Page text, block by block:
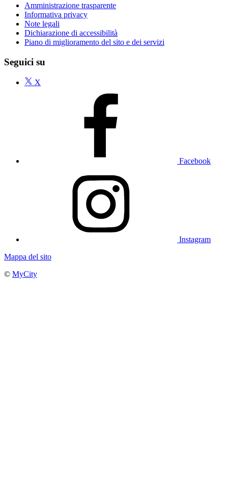
Amministrazione trasparente
Informativa privacy
Note legali
Dichiarazione di accessibilità
Piano di miglioramento del sito e dei servizi
Seguici su
X
Facebook
Instagram
Mappa del sito
© MyCity